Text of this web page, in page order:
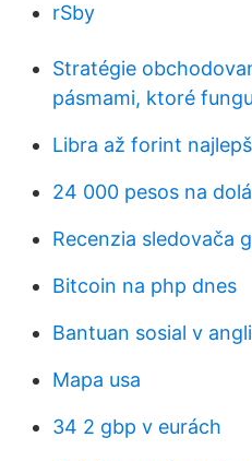
rSby
Stratégie
pásmami, ktoré
Libra až forint
24 000 pesos na
Recenzia sledovača
Bitcoin na php dnes
Bantuan sosial v
Mapa usa
34 2 gbp v eurách